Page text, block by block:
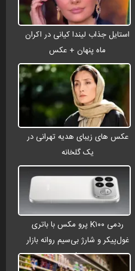
استایل جذاب لیندا کیانی در اکران
ماه پنهان + عکس
عکس های زیبای هدیه تهرانی در
یک گلخانه
ردمی K۱۰۰ پرو مکس با باتری
غول‌پیکر و شارژ بی‌سیم روانه بازار
می‌شود